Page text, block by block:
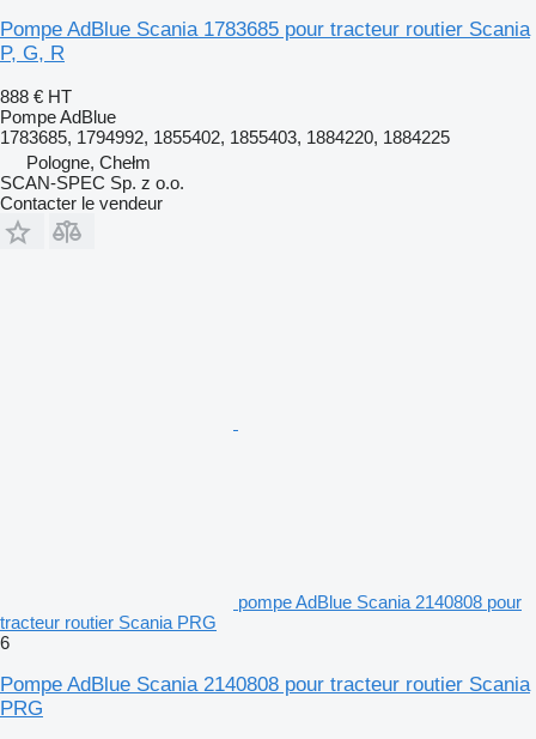
Pompe AdBlue Scania 1783685 pour tracteur routier Scania
P, G, R
888 € HT
Pompe AdBlue
1783685, 1794992, 1855402, 1855403, 1884220, 1884225
Pologne, Chełm
SCAN-SPEC Sp. z o.o.
Contacter le vendeur
pompe AdBlue Scania 2140808 pour
tracteur routier Scania PRG
6
Pompe AdBlue Scania 2140808 pour tracteur routier Scania
PRG